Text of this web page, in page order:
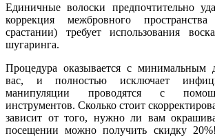
Единичные волоски предпочтительно
коррекция межбровного
срастании) требует использования
шугаринга.
Процедура оказывается с минимальным
вас, и полностью исключает
манипуляции проводятся с
инструментов. Сколько стоит
зависит от того, нужно ли вам
посещении можно получить скидку